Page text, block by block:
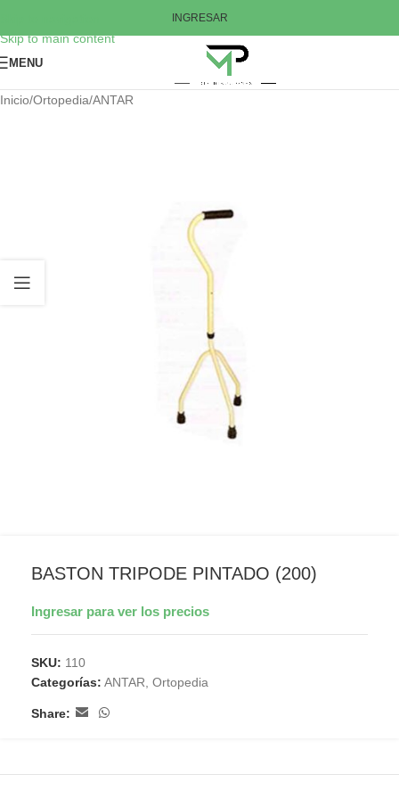
Skip to main content
INGRESAR
MENU
Inicio/Ortopedia/ANTAR
BASTON TRIPODE PINTADO (200)
Ingresar para ver los precios
SKU: 110
Categorías: ANTAR Ortopedia
Share: